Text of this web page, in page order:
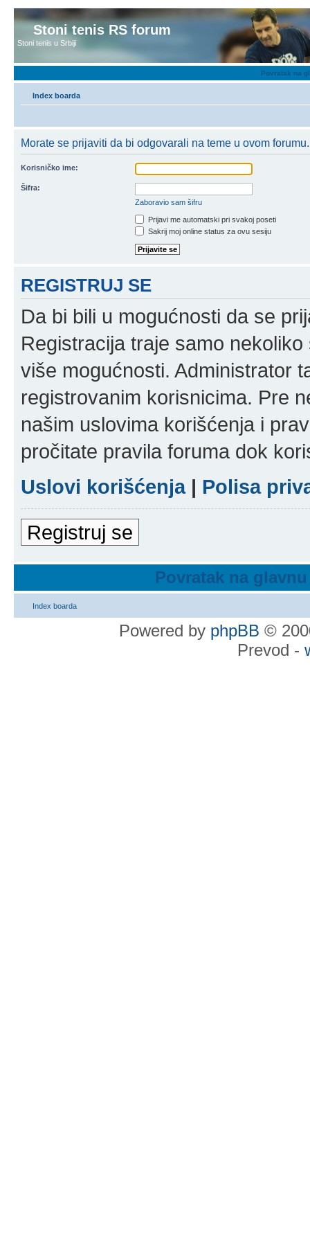
Stoni tenis RS forum
Stoni tenis u Srbiji
Povratak na
Index boarda
Morate se prijaviti da bi odgovarali na teme u ovom forumu.
Korisničko ime:
Šifra:
Zaboravio sam šifru
Prijavi me automatski pri svakoj poseti
Sakrij moj online status za ovu sesiju
REGISTRUJ SE
Da bi bili u mogućnosti da se
Registracija traje samo
više mogućnosti. Administrator
registrovanim korisnicima. Pre
našim uslovima korišćenja i
pročitate pravila foruma dok
Uslovi korišćenja| Polisa
Registruj se
Povratak na
Index boarda
Powered by phpBB ©
Prevod -